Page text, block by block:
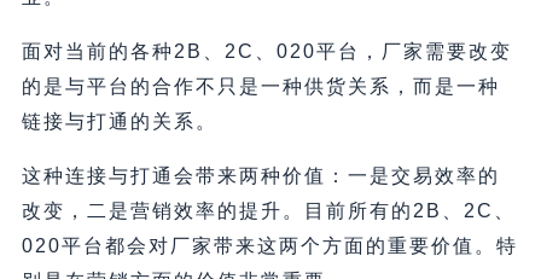
面对当前的各种2B、2C、020平台，厂家需要改变
的是与平台的合作不只是一种供货关系，而是一种
链接与打通的关系。
这种连接与打通会带来两种价值：一是交易效率的
改变，二是营销效率的提升。目前所有的2B、2C、
020平台都会对厂家带来这两个方面的重要价值。特